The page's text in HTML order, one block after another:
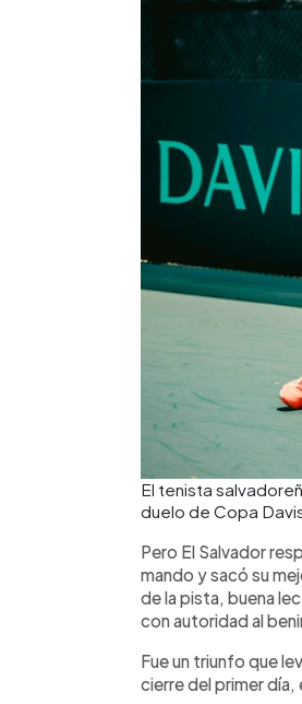
El tenista
duelo de Copa
Pero El Salvador
mando y sacó su
de la pista, buena
con autoridad al
Fue un triunfo que
cierre del primer día,